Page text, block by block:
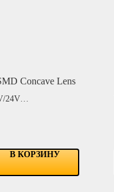
Concave Lens
24V
В КОРЗИНУ